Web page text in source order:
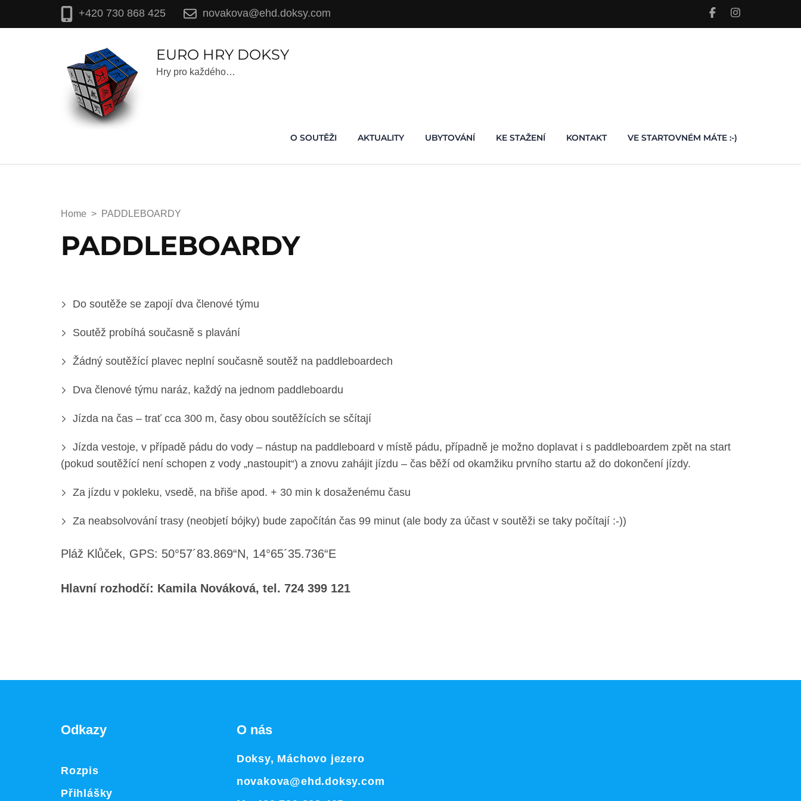
+420 730 868 425 novakova@ehd.doksy.com
EURO HRY DOKSY
Hry pro každého…
O SOUTĚŽI AKTUALITY UBYTOVÁNÍ KE STAŽENÍ KONTAKT VE STARTOVNÉM MÁTE :-)
Home > PADDLEBOARDY
PADDLEBOARDY
Do soutěže se zapojí dva členové týmu
Soutěž probíhá současně s plavání
Žádný soutěžící plavec neplní současně soutěž na paddleboardech
Dva členové týmu naráz, každý na jednom paddleboardu
Jízda na čas – trať cca 300 m, časy obou soutěžících se sčítají
Jízda vestoje, v případě pádu do vody – nástup na paddleboard v místě pádu, případně je možno doplavat i s paddleboardem zpět na start
(pokud soutěžící není schopen z vody „nastoupit“) a znovu zahájit jízdu – čas běží od okamžiku prvního startu až do dokončení jízdy.
Za jízdu v pokleku, vsedě, na břiše apod. + 30 min k dosaženému času
Za neabsolvování trasy (neobjetí bójky) bude započítán čas 99 minut (ale body za účast v soutěži se taky počítají :-))
Pláž Klůček, GPS: 50°57´83.869“N, 14°65´35.736“E
Hlavní rozhodčí: Kamila Nováková, tel. 724 399 121
Odkazy
Rozpis
Přihlášky
O nás
Doksy, Máchovo jezero
novakova@ehd.doksy.com